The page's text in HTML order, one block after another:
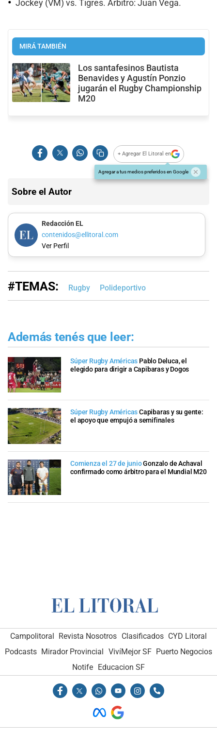
Jockey (VM) vs. Tigres. Árbitro: Juan Vega.
MIRÁ TAMBIÉN
Los santafesinos Bautista
Benavides y Agustín Ponzio
jugarán el Rugby Championship
M20
+ Agregar El Litoral en
Agregar a tus medios preferidos en Google
Sobre el Autor
Redacción EL
contenidos@ellitoral.com
Ver Perfil
#TEMAS: Rugby Polideportivo
Además tenés que leer:
Súper Rugby Américas Pablo Deluca, el
elegido para dirigir a Capibaras y Dogos
Súper Rugby AméricasCapibaras y su gente:
el apoyo que empujó a semifinales
Comienza el 27 de junioGonzalo de Achaval
confirmado como árbitro para el Mundial M20
Campolitoral Revista Nosotros Clasificados CYD Litoral
Podcasts Mirador Provincial VivíMejor SF Puerto Negocios
Notife Educacion SF